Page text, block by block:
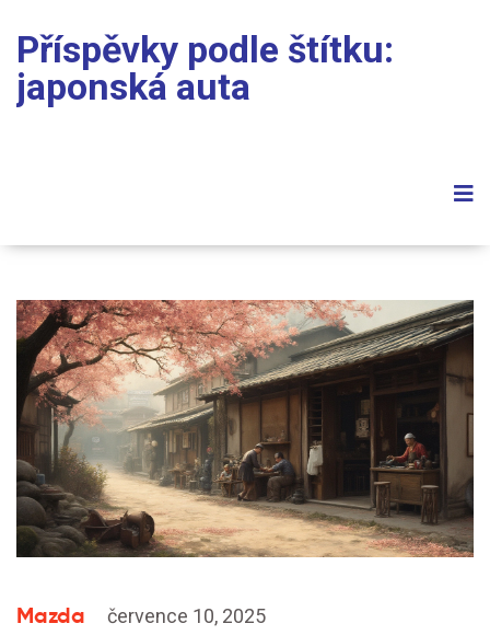
Příspěvky podle štítku:
japonská auta
Mazda července 10, 2025